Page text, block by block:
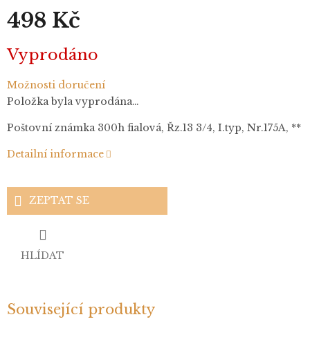
498 Kč
cena:
Vyprodáno
Možnosti doručení
Položka byla vyprodána…
Poštovní známka 300h fialová, Řz.13 3/4, I.typ, Nr.175A, **
Detailní informace
ZEPTAT SE
HLÍDAT
Související produkty